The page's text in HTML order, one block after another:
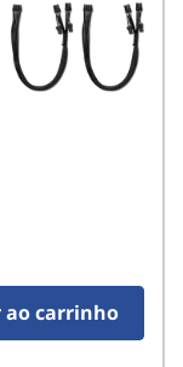
ao carrinho